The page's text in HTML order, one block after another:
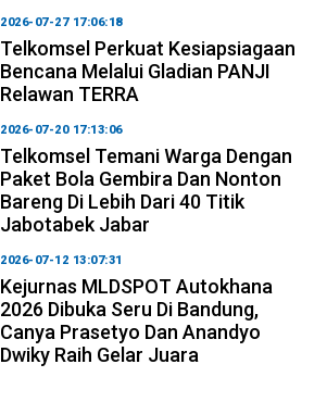
2026-07-27 17:06:18
Telkomsel Perkuat Kesiapsiagaan
Bencana Melalui Gladian PANJI
Relawan TERRA
2026-07-20 17:13:06
Telkomsel Temani Warga Dengan
Paket Bola Gembira Dan Nonton
Bareng Di Lebih Dari 40 Titik
Jabotabek Jabar
2026-07-12 13:07:31
Kejurnas MLDSPOT Autokhana
2026 Dibuka Seru Di Bandung,
Canya Prasetyo Dan Anandyo
Dwiky Raih Gelar Juara